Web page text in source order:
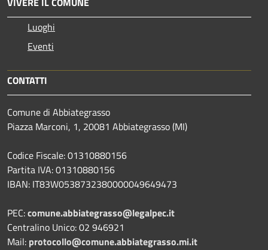
Luoghi
Eventi
CONTATTI
Comune di Abbiategrasso
Piazza Marconi, 1, 20081 Abbiategrasso (MI)
Codice Fiscale: 01310880156
Partita IVA: 01310880156
IBAN: IT83W0538732380000049649473
PEC:comune.abbiategrasso@legalpec.it
Centralino Unico: 02 946921
Mail: protocollo@comune.abbiategrasso.mi.it